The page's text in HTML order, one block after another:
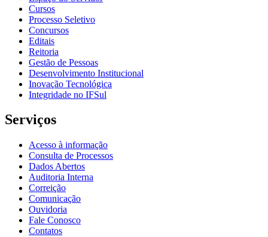
Cursos
Processo Seletivo
Concursos
Editais
Reitoria
Gestão de Pessoas
Desenvolvimento Institucional
Inovação Tecnológica
Integridade no IFSul
Serviços
Acesso à informação
Consulta de Processos
Dados Abertos
Auditoria Interna
Correição
Comunicação
Ouvidoria
Fale Conosco
Contatos